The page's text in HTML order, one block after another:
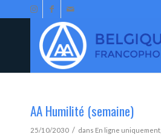
AA Humilité (semaine)
25/10/2030 / dans En ligne uniquement